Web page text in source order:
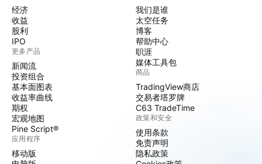
经济
收益
股利
IPO
更多产品
新闻流
投资组合
基本面图表
收益率曲线
期权
宏观地图
Pine Script®
应用程序
移动版
我们是谁
太空任务
博客
帮助中心
职涯
媒体工具包
商品
TradingView商店
交易者塔罗牌
C63 TradeTime
政策和安全
使用条款
免责声明
隐私政策